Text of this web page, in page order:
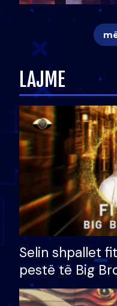
LAJME
Selin shpallet
pestë të Big
çmimin e